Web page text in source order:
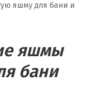
яшму для бани и
яшмы
бани